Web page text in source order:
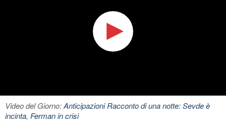
Video del Giorno:Anticipazioni Racconto di una notte: Sevde è
incinta, Ferman in crisi